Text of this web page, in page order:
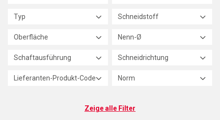
Typ Schneidstoff
Oberfläche Nenn-Ø
Schaftausführung Schneidrichtung
Lieferanten-Produkt-Code Norm
Zeige alle Filter